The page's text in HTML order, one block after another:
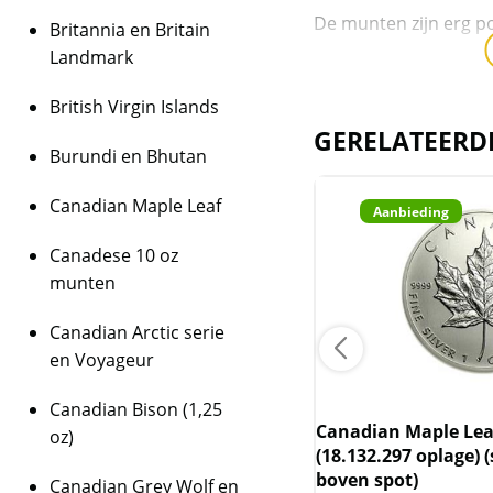
De munten zijn erg
munten worden of in
Kwaliteit
De munten worden
daarmee niet
munten die van
munten hebben
zijn absoluut niet
reden hebben wij
zoeken. Wij
voorraad.
Aanbieding
Maple Leaf 1 oz 2011
spot)
Aanbieding
Canadian Maple
(18.132.297 oplage)
boven spot)
Britannia en Britain
Landmark
British Virgin Islands
Burundi en Bhutan
Canadian Maple Leaf
Canadese 10 oz
munten
Canadian Arctic serie
en Voyageur
Canadian Bison (1,25
oz)
Canadian Grey Wolf en